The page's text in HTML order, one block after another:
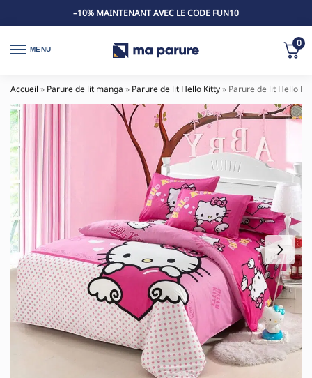
–10% MAINTENANT AVEC LE CODE FUN10
MENU
0
Accueil » Parure de lit manga » Parure de lit Hello Kitty» Parure de lit Hello